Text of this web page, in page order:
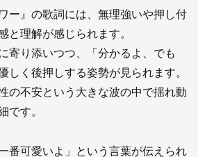
ー』の歌詞には、無理強いや押し付
と理解が感じられます。
寄り添いつつ、「分かるよ、でも
しく後押しする姿勢が見られます。
の不安という大きな波の中で揺れ動
です。
番可愛いよ」という言葉が伝えられ